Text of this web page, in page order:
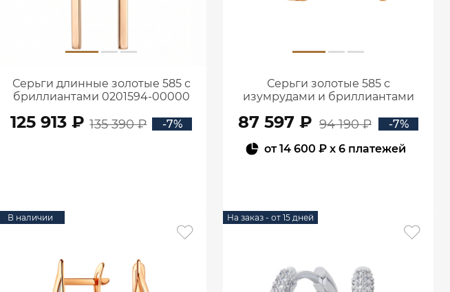
Серьги длинные золотые 585 с
бриллиантами 0201594-00000
125 913 ₽ 135 390 ₽ -7%
Серьги золотые 585 с
изумрудами и бриллиантами
87 597 ₽ 94 190 ₽
-7%
от14 600 ₽x 6 платежей
В наличии На заказ - от 15 дней